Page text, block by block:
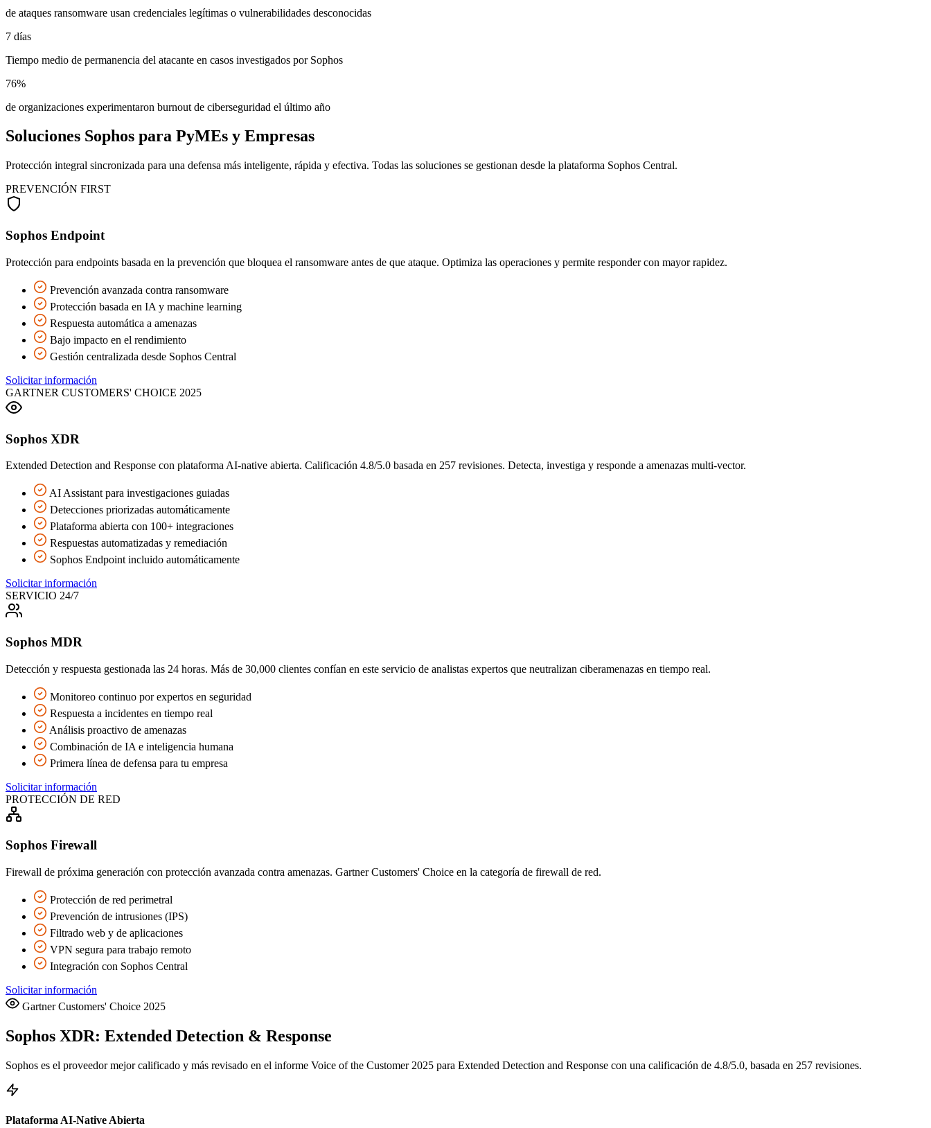
de ataques ransomware usan credenciales legítimas o vulnerabilidades desconocidas
7 días
Tiempo medio de permanencia del atacante en casos investigados por Sophos
76%
de organizaciones experimentaron burnout de ciberseguridad el último año
Soluciones Sophos para PyMEs y Empresas
Protección integral sincronizada para una defensa más inteligente, rápida y efectiva. Todas las soluciones se gestionan desde la plataforma Sophos Central.
PREVENCIÓN FIRST
Sophos Endpoint
Protección para endpoints basada en la prevención que bloquea el ransomware antes de que ataque. Optimiza las operaciones y permite responder con mayor rapidez.
Prevención avanzada contra ransomware
Protección basada en IA y machine learning
Respuesta automática a amenazas
Bajo impacto en el rendimiento
Gestión centralizada desde Sophos Central
Solicitar información
GARTNER CUSTOMERS' CHOICE 2025
Sophos XDR
Extended Detection and Response con plataforma AI-native abierta. Calificación 4.8/5.0 basada en 257 revisiones. Detecta, investiga y responde a amenazas multi-vector.
AI Assistant para investigaciones guiadas
Detecciones priorizadas automáticamente
Plataforma abierta con 100+ integraciones
Respuestas automatizadas y remediación
Sophos Endpoint incluido automáticamente
Solicitar información
SERVICIO 24/7
Sophos MDR
Detección y respuesta gestionada las 24 horas. Más de 30,000 clientes confían en este servicio de analistas expertos que neutralizan ciberamenazas en tiempo real.
Monitoreo continuo por expertos en seguridad
Respuesta a incidentes en tiempo real
Análisis proactivo de amenazas
Combinación de IA e inteligencia humana
Primera línea de defensa para tu empresa
Solicitar información
PROTECCIÓN DE RED
Sophos Firewall
Firewall de próxima generación con protección avanzada contra amenazas. Gartner Customers' Choice en la categoría de firewall de red.
Protección de red perimetral
Prevención de intrusiones (IPS)
Filtrado web y de aplicaciones
VPN segura para trabajo remoto
Integración con Sophos Central
Solicitar información
Gartner Customers' Choice 2025
Sophos XDR: Extended Detection & Response
Sophos es el proveedor mejor calificado y más revisado en el informe Voice of the Customer 2025 para Extended Detection and Response con una calificación de 4.8/5.0, basada en 257 revisiones.
Plataforma AI-Native Abierta